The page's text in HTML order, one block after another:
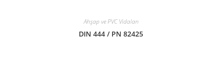
Ahşap ve PVC Vidaları
DIN 444 / PN 82425